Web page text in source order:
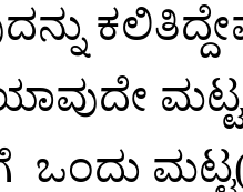
ಮಟ್ಟ
ಒಂದು ಮಟ್ಟ